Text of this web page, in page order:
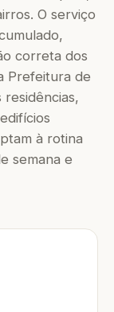
O serviço
correta dos
Prefeitura de
à rotina
semana e